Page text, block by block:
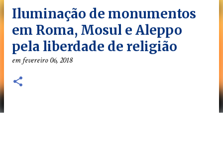
Iluminação de monumentos
em Roma, Mosul e Aleppo
pela liberdade de religião
emfevereiro 06, 2018